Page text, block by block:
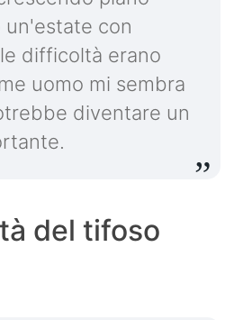
un'estate con
difficoltà erano
uomo mi sembra
diventare un
del tifoso